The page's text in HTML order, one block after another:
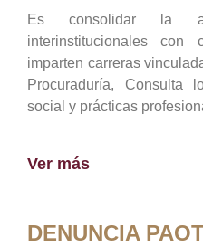
Es consolidar la
interinstitucionales con
imparten carreras
Procuraduría, Consulta
social y prácticas
Ver más
DENUNCIA